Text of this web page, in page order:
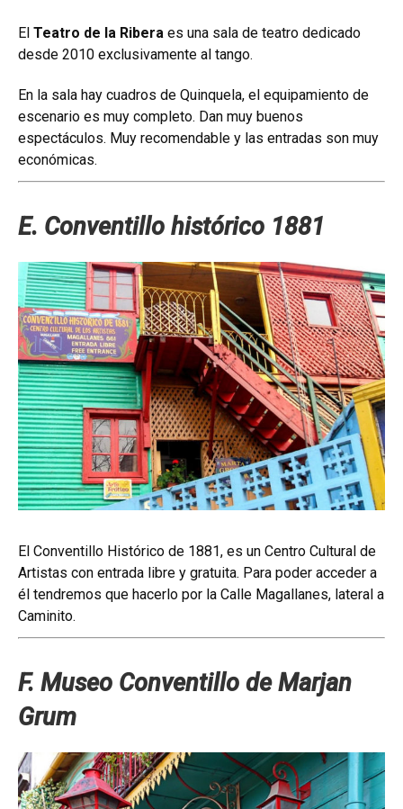
El Teatro de la Ribera es una sala de teatro dedicado
desde 2010 exclusivamente al tango.
En la sala hay cuadros de Quinquela, el equipamiento de
escenario es muy completo. Dan muy buenos
espectáculos. Muy recomendable y las entradas son muy
económicas.
E. Conventillo histórico 1881
El Conventillo Histórico de 1881, es un Centro Cultural de
Artistas con entrada libre y gratuita. Para poder acceder a
él tendremos que hacerlo por la Calle Magallanes, lateral a
Caminito.
F. Museo Conventillo de Marjan
Grum